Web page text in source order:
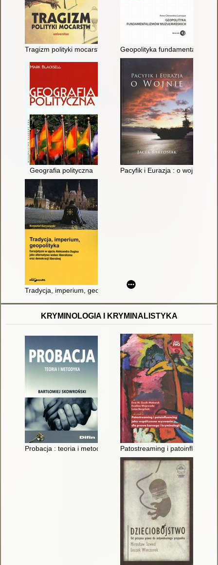
Tragizm polityki mocarstw Geopolityka fundamentalizmów
Geografia polityczna Pacyfik i Eurazja : o wojnie
Tradycja, imperium, geopolityka : eurazjatyzm w ujęciu
KRYMINOLOGIA I KRYMINALISTYKA
Probacja : teoria i metodyka Patostreaming i